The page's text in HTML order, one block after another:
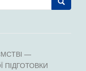
—
ПІДГОТОВКИ